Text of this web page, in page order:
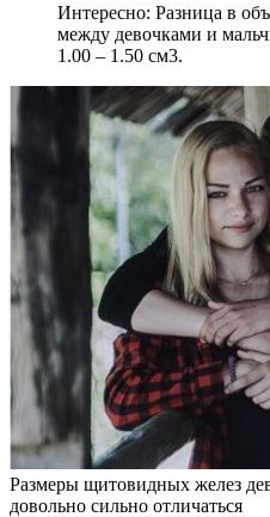
Интересно: Разница в
между девочками и
1.00 – 1.50 см3.
Размеры щитовидных желез
довольно сильно отличаться